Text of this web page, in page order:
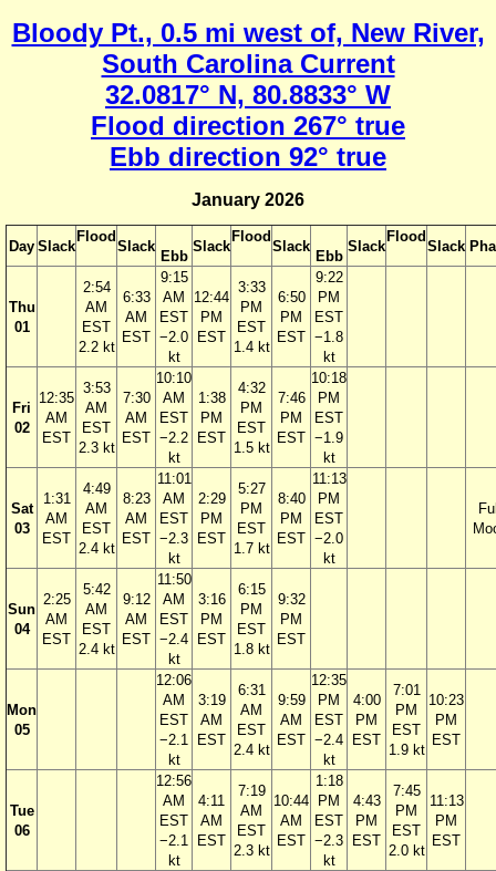
Bloody Pt., 0.5 mi west of, New River,
South Carolina Current
32.0817° N, 80.8833° W
Flood direction 267° true
Ebb direction 92° true
January 2026
Day Slack
Flood
Slack
Ebb
Slack
Flood
Slack
Ebb
Slack
Flood
Slack
Thu
01
2:54
AM
EST
2.2 kt
6:33
AM
EST
9:15
AM
EST
−2.0
kt
12:44
PM
EST
3:33
PM
EST
1.4 kt
6:50
PM
EST
9:22
PM
EST
−1.8
kt
Fri
02
12:35
AM
EST
3:53
AM
EST
2.3 kt
7:30
AM
EST
10:10
AM
EST
−2.2
kt
1:38
PM
EST
4:32
PM
EST
1.5 kt
7:46
PM
EST
10:18
PM
EST
−1.9
kt
Sat
03
1:31
AM
EST
4:49
AM
EST
2.4 kt
8:23
AM
EST
11:01
AM
EST
−2.3
kt
2:29
PM
EST
5:27
PM
EST
1.7 kt
8:40
PM
EST
11:13
PM
EST
−2.0
kt
Sun
04
2:25
AM
EST
5:42
AM
EST
2.4 kt
9:12
AM
EST
11:50
AM
EST
−2.4
kt
3:16
PM
EST
6:15
PM
EST
1.8 kt
9:32
PM
EST
Mon
05
12:06
AM
EST
−2.1
kt
3:19
AM
EST
6:31
AM
EST
2.4 kt
9:59
AM
EST
12:35
PM
EST
−2.4
kt
4:00
PM
EST
7:01
PM
EST
1.9 kt
10:23
PM
EST
Tue
06
12:56
AM
EST
−2.1
kt
4:11
AM
EST
7:19
AM
EST
2.3 kt
10:44
AM
EST
1:18
PM
EST
−2.3
kt
4:43
PM
EST
7:45
PM
EST
2.0 kt
11:13
PM
EST